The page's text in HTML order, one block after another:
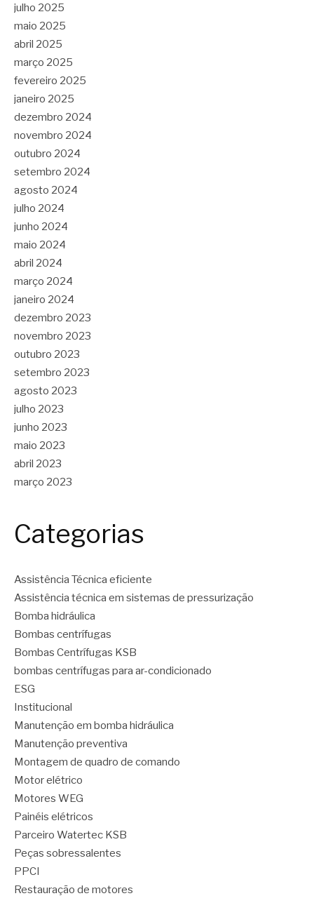
julho 2025
maio 2025
abril 2025
março 2025
fevereiro 2025
janeiro 2025
dezembro 2024
novembro 2024
outubro 2024
setembro 2024
agosto 2024
julho 2024
junho 2024
maio 2024
abril 2024
março 2024
janeiro 2024
dezembro 2023
novembro 2023
outubro 2023
setembro 2023
agosto 2023
julho 2023
junho 2023
maio 2023
abril 2023
março 2023
Categorias
Assistência Técnica eficiente
Assistência técnica em sistemas de pressurização
Bomba hidráulica
Bombas centrífugas
Bombas Centrífugas KSB
bombas centrífugas para ar-condicionado
ESG
Institucional
Manutenção em bomba hidráulica
Manutenção preventiva
Montagem de quadro de comando
Motor elétrico
Motores WEG
Painéis elétricos
Parceiro Watertec KSB
Peças sobressalentes
PPCI
Restauração de motores